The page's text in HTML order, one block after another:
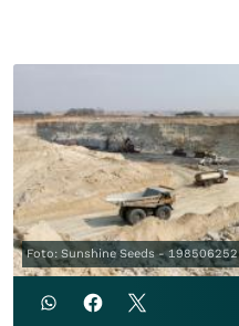
Foto: Sunshine Seeds - 198506252